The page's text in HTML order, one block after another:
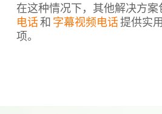
在这种情况下，其他解决方案
电话和 字幕视频电话提供实
项。